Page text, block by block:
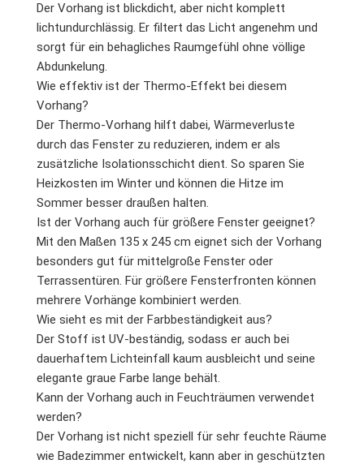
Der Vorhang ist blickdicht, aber nicht komplett
lichtundurchlässig. Er filtert das Licht angenehm und
sorgt für ein behagliches Raumgefühl ohne völlige
Abdunkelung.
Wie effektiv ist der Thermo-Effekt bei diesem
Vorhang?
Der Thermo-Vorhang hilft dabei, Wärmeverluste
durch das Fenster zu reduzieren, indem er als
zusätzliche Isolationsschicht dient. So sparen Sie
Heizkosten im Winter und können die Hitze im
Sommer besser draußen halten.
Ist der Vorhang auch für größere Fenster geeignet?
Mit den Maßen 135 x 245 cm eignet sich der Vorhang
besonders gut für mittelgroße Fenster oder
Terrassentüren. Für größere Fensterfronten können
mehrere Vorhänge kombiniert werden.
Wie sieht es mit der Farbbeständigkeit aus?
Der Stoff ist UV-beständig, sodass er auch bei
dauerhaftem Lichteinfall kaum ausbleicht und seine
elegante graue Farbe lange behält.
Kann der Vorhang auch in Feuchträumen verwendet
werden?
Der Vorhang ist nicht speziell für sehr feuchte Räume
wie Badezimmer entwickelt, kann aber in geschützten